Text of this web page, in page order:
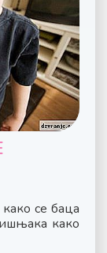
се баца
како